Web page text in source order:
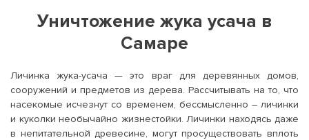
Уничтожение жука усача в
Самаре
Личинка жука-усача — это враг для деревянных домов,
сооружений и предметов из дерева. Рассчитывать на то, что
насекомые исчезнут со временем, бессмысленно – личинки
и куколки необычайно жизнестойки. Личинки находясь даже
в непитательной древесине, могут просуществовать вплоть